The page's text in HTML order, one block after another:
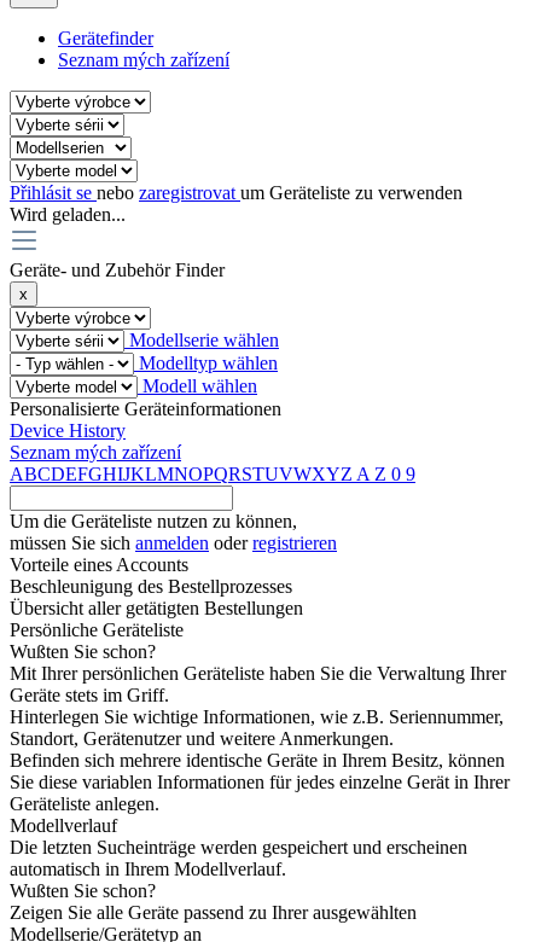
Gerätefinder
Seznam mých zařízení
Přihlásit se nebo zaregistrovat um Geräteliste zu verwenden
Wird geladen...
Geräte- und Zubehör Finder
x
Modellserie wählen
Modelltyp wählen
Modell wählen
Personalisierte Geräteinformationen
Device History
Seznam mých zařízení
ABCDEFGHIJKLMNOPQRSTUVWXYZ A Z 0 9
Um die Geräteliste nutzen zu können,
müssen Sie sich anmelden oderregistrieren
Vorteile eines Accounts
Beschleunigung des Bestellprozesses
Übersicht aller getätigten Bestellungen
Persönliche Geräteliste
Wußten Sie schon?
Mit Ihrer persönlichen Geräteliste haben Sie die Verwaltung Ihrer
Geräte stets im Griff.
Hinterlegen Sie wichtige Informationen, wie z.B. Seriennummer,
Standort, Gerätenutzer und weitere Anmerkungen.
Befinden sich mehrere identische Geräte in Ihrem Besitz, können
Sie diese variablen Informationen für jedes einzelne Gerät in Ihrer
Geräteliste anlegen.
Modellverlauf
Die letzten Sucheinträge werden gespeichert und erscheinen
automatisch in Ihrem Modellverlauf.
Wußten Sie schon?
Zeigen Sie alle Geräte passend zu Ihrer ausgewählten
Modellserie/Gerätetyp an